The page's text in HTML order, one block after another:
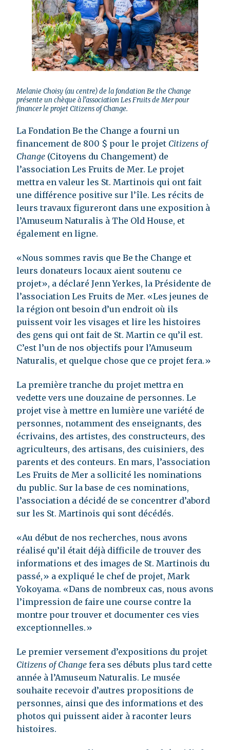
Melanie Choisy (au centre) de la fondation Be the Change
présente un chèque à l’association Les Fruits de Mer pour
financer le projet Citizens of Change.
La Fondation Be the Change a fourni un
financement de 800 $ pour le projet Citizens of
Change (Citoyens du Changement) de
l’association Les Fruits de Mer. Le projet
mettra en valeur les St. Martinois qui ont fait
une différence positive sur l’île. Les récits de
leurs travaux figureront dans une exposition à
l’Amuseum Naturalis à The Old House, et
également en ligne.
«Nous sommes ravis que Be the Change et
leurs donateurs locaux aient soutenu ce
projet», a déclaré Jenn Yerkes, la Présidente de
l’association Les Fruits de Mer. «Les jeunes de
la région ont besoin d’un endroit où ils
puissent voir les visages et lire les histoires
des gens qui ont fait de St. Martin ce qu’il est.
C’est l’un de nos objectifs pour l’Amuseum
Naturalis, et quelque chose que ce projet fera.»
La première tranche du projet mettra en
vedette vers une douzaine de personnes. Le
projet vise à mettre en lumière une variété de
personnes, notamment des enseignants, des
écrivains, des artistes, des constructeurs, des
agriculteurs, des artisans, des cuisiniers, des
parents et des conteurs. En mars, l’association
Les Fruits de Mer a sollicité les nominations
du public. Sur la base de ces nominations,
l’association a décidé de se concentrer d’abord
sur les St. Martinois qui sont décédés.
«Au début de nos recherches, nous avons
réalisé qu’il était déjà difficile de trouver des
informations et des images de St. Martinois du
passé,» a expliqué le chef de projet, Mark
Yokoyama. «Dans de nombreux cas, nous avons
l’impression de faire une course contre la
montre pour trouver et documenter ces vies
exceptionnelles.»
Le premier versement d’expositions du projet
Citizens of Change fera ses débuts plus tard cette
année à l’Amuseum Naturalis. Le musée
souhaite recevoir d’autres propositions de
personnes, ainsi que des informations et des
photos qui puissent aider à raconter leurs
histoires.